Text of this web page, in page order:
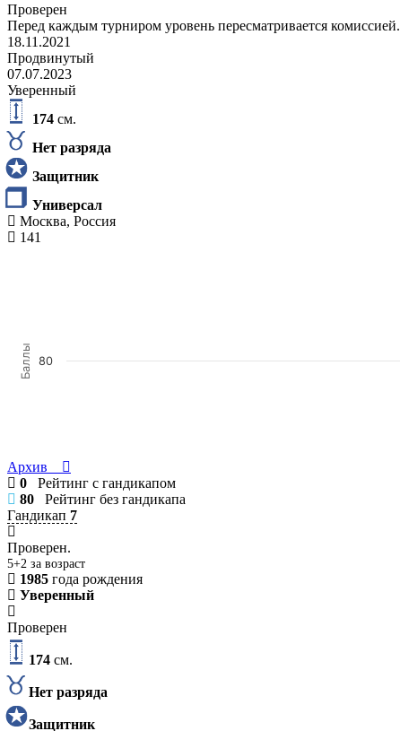
Проверен
Перед каждым турниром уровень пересматривается комиссией.
18.11.2021
Продвинутый
07.07.2023
Уверенный
174 см.
Нет разряда
Защитник
Универсал
Москва, Россия
141
Баллы 80
Архив
0 Рейтинг с гандикапом
80 Рейтинг без гандикапа
Гандикап 7
Проверен.
5+2 за возраст
1985 года рождения
Уверенный
Проверен
174 см.
Нет разряда
Защитник